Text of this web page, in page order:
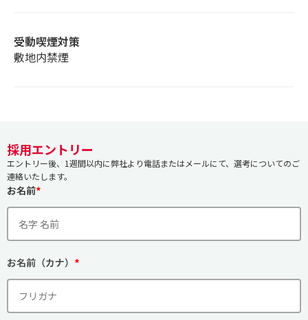
受動喫煙対策
敷地内禁煙
採用エントリー
エントリー後、1週間以内に弊社より電話またはメールにて、選考についてのご
連絡いたします。
お名前*
お名前（カナ） *